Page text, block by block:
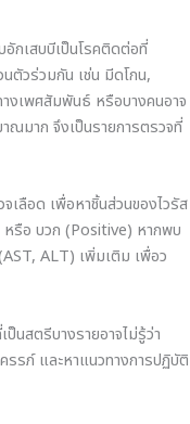
อักเสบบีเป็นโรคติดต่อที่
ตัวร่วมกัน เช่น มีดโกน,
งเพศสัมพันธ์ หรือบางคนอาจ
ณมาก จึงเป็นรายการตรวจที่
เลือด เพื่อหาชิ้นส่วนของไวรัส
รือ บวก (Positive) หากพบ
ALT) เพิ่มเติม เพื่อว
ป็นสตรีบางรายอาจไม่รู้ว่า
รรภ์ และหาแนวทางการปฏิบัติ